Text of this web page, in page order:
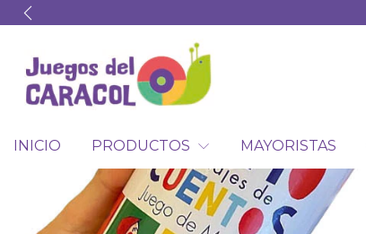
INICIO PRODUCTOS MAYORISTAS